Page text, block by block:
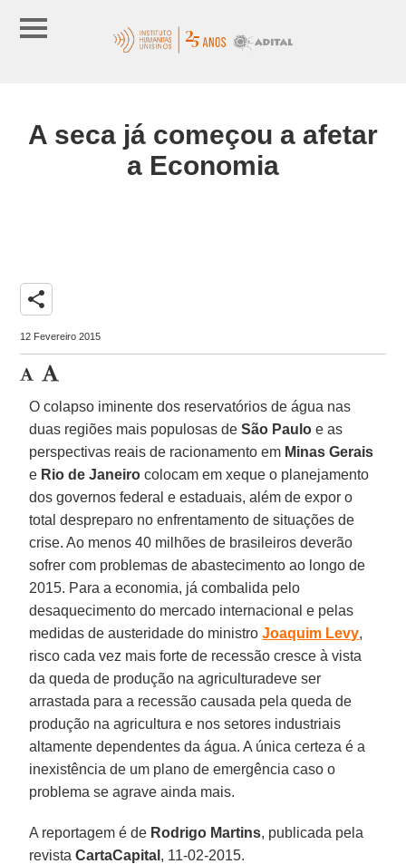
A seca já começou a afetar
a Economia
share
12 Fevereiro 2015
O colapso iminente dos reservatórios de água nas
duas regiões mais populosas deSão Paulo e as
perspectivas reais de racionamento em Minas Gerais
e Rio de Janeiro colocam em xeque o planejamento
dos governos federal e estaduais, além de expor o
total despreparo no enfrentamento de situações de
crise. Ao menos 40 milhões de brasileiros deverão
sofrer com problemas de abastecimento ao longo de
2015. Para a economia, já combalida pelo
desaquecimento do mercado internacional e pelas
medidas de austeridade do ministroJoaquim Levy,
risco cada vez mais forte de recessão cresce à vista
da queda de produção na agriculturadeve ser
arrastada para a recessão causada pela queda de
produção na agricultura e nos setores industriais
altamente dependentes da água. A única certeza é a
inexistência de um plano de emergência caso o
problema se agrave ainda mais.
A reportagem é de Rodrigo Martins, publicada pela
revistaCartaCapital , 11-02-2015.